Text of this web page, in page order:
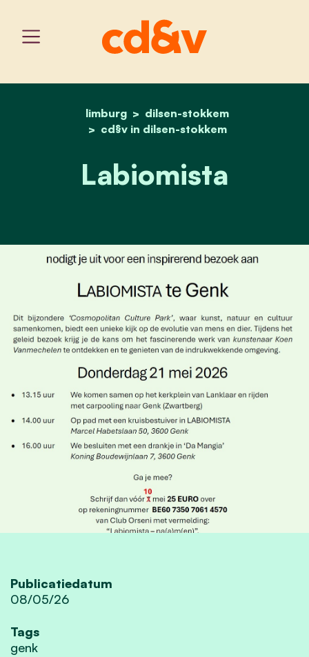
home
limburg
dilsen-stokkem
cd§v in dilsen-stokkem
labiomista
Labiomista
Publicatiedatum
08/05/26
Tags
genk